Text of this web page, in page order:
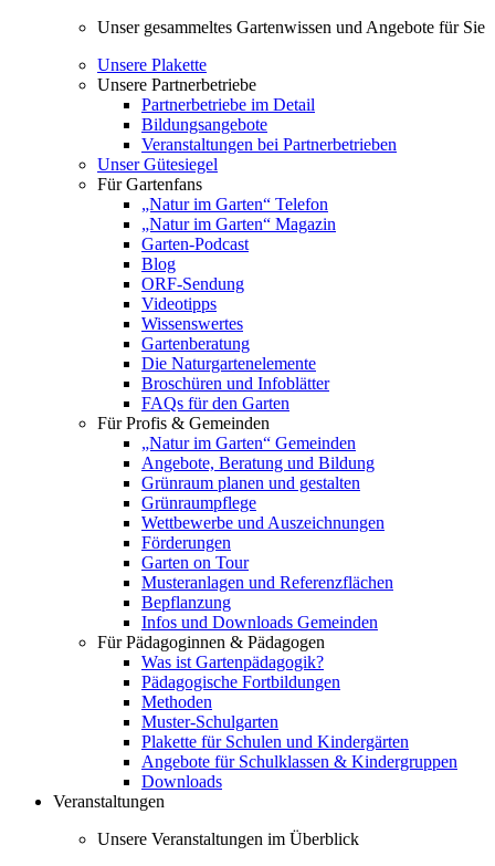
Unser gesammeltes Gartenwissen und Angebote für Sie
Unsere Plakette
Unsere Partnerbetriebe
Partnerbetriebe im Detail
Bildungsangebote
Veranstaltungen bei Partnerbetrieben
Unser Gütesiegel
Für Gartenfans
„Natur im Garten“ Telefon
„Natur im Garten“ Magazin
Garten-Podcast
Blog
ORF-Sendung
Videotipps
Wissenswertes
Gartenberatung
Die Naturgartenelemente
Broschüren und Infoblätter
FAQs für den Garten
Für Profis & Gemeinden
„Natur im Garten“ Gemeinden
Angebote, Beratung und Bildung
Grünraum planen und gestalten
Grünraumpflege
Wettbewerbe und Auszeichnungen
Förderungen
Garten on Tour
Musteranlagen und Referenzflächen
Bepflanzung
Infos und Downloads Gemeinden
Für Pädagoginnen & Pädagogen
Was ist Gartenpädagogik?
Pädagogische Fortbildungen
Methoden
Muster-Schulgarten
Plakette für Schulen und Kindergärten
Angebote für Schulklassen & Kindergruppen
Downloads
Veranstaltungen
Unsere Veranstaltungen im Überblick